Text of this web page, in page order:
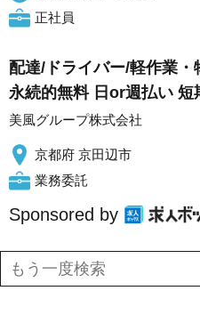
正社員
配達/ドライバー/軽作業
永続的無料 日or週払い 短
美風グループ株式会社
京都府 京田辺市
業務委託
Sponsored by